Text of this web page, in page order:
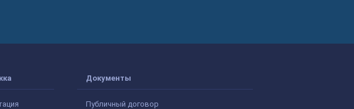
Документы
Публичный договор